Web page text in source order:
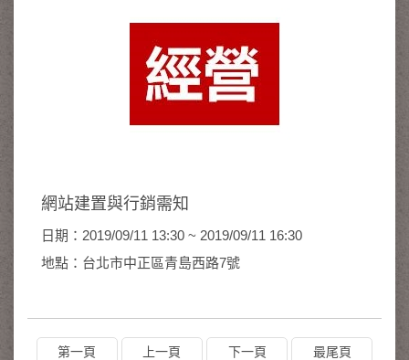
網站建置與行銷需知
日期：2019/09/11 13:30 ~ 2019/09/11 16:30
地點：台北市中正區青島西路7號
第一頁 上一頁 下一頁 最尾頁